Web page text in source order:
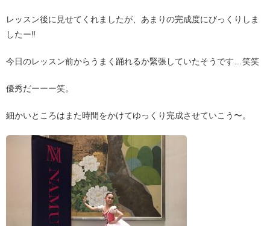
レッスン後に見せてくれましたが、あまりの完成度にびっくりしま
したー‼︎
今日のレッスン前からうまく踊れるか緊張していたそうです…笑笑
優秀だーーー笑。
細かいところはまた時間をかけてゆっくり完成させていこう〜。